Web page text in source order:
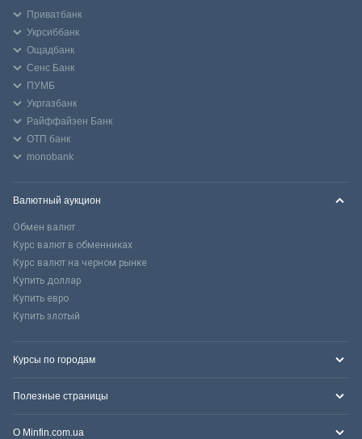
Приватбанк
Укрсиббанк
Ощадбанк
Сенс Банк
ПУМБ
Укргазбанк
Райффайзен Банк
ОТП банк
monobank
Валютный аукцион
Обмен валют
Курс валют в обменниках
Курс валют на черном рынке
Купить доллар
Купить евро
Купить злотый
Курсы по городам
Полезные страницы
О Minfin.com.ua